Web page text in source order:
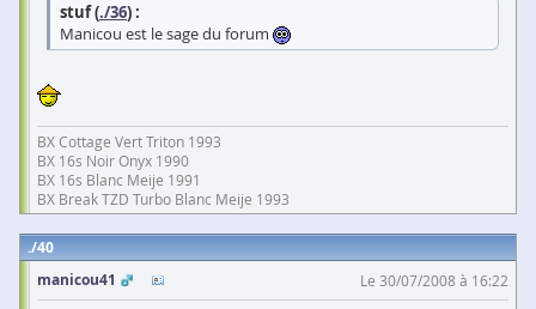
stuf (./36) :
Manicou est le sage du forum
BX Cottage Vert Triton 1993
BX 16s Noir Onyx 1990
BX 16s Blanc Meije 1991
BX Break TZD Turbo Blanc Meije 1993
40
manicou41
Le 30/07/2008 à 16:22